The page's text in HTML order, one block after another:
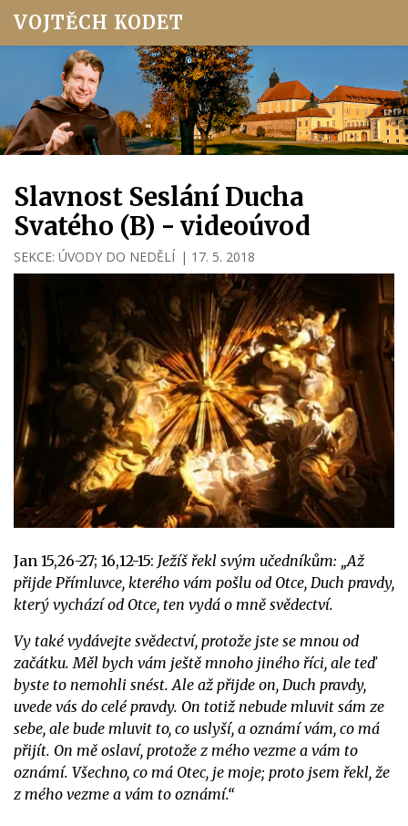
VOJTĚCH KODET
Slavnost Seslání Ducha
Svatého (B) - videoúvod
SEKCE: ÚVODY DO NEDĚLÍ | 17. 5. 2018
Jan 15,26-27; 16,12-15: Ježíš řekl svým učedníkům: „Až
přijde Přímluvce, kterého vám pošlu od Otce, Duch pravdy,
který vychází od Otce, ten vydá o mně svědectví.
Vy také vydávejte svědectví, protože jste se mnou od
začátku. Měl bych vám ještě mnoho jiného říci, ale teď
byste to nemohli snést. Ale až přijde on, Duch pravdy,
uvede vás do celé pravdy. On totiž nebude mluvit sám ze
sebe, ale bude mluvit to, co uslyší, a oznámí vám, co má
přijít. On mě oslaví, protože z mého vezme a vám to
oznámí. Všechno, co má Otec, je moje; proto jsem řekl, že
z mého vezme a vám to oznámí.“